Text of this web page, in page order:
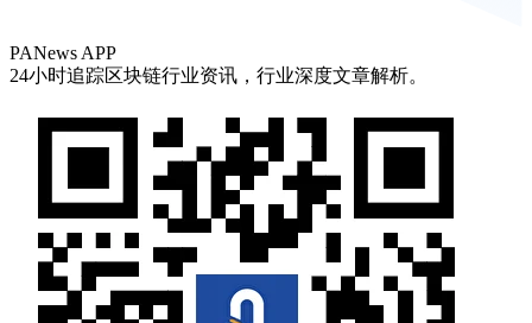
PANews APP
24小时追踪区块链行业资讯，行业深度文章解析。